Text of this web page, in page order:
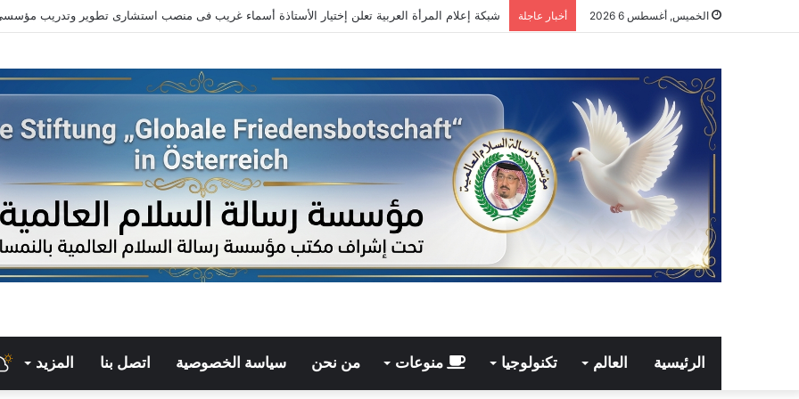
الخميس, أغسطس 6 2026 أخبار عاجلة مجدي طنطاوي يكتب: قراءة في كتاب ( القرآن يشهد بصحة العقيدة المسيحية )
الرئيسية العالم تكنولوجيا منوعات من نحن سياسة الخصوصية اتصل بنا المزيد